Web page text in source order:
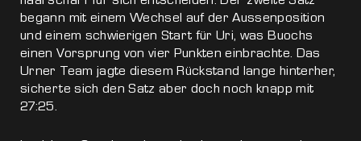
begann mit einem Wechsel auf der Aussenposition
und einem schwierigen Start für Uri, was Buochs
einen Vorsprung von vier Punkten einbrachte. Das
Urner Team jagte diesem Rückstand lange hinterher,
sicherte sich den Satz aber doch noch knapp mit
27:25.